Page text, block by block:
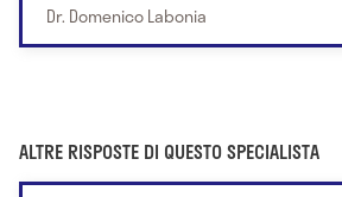
Dr. Domenico Labonia
ALTRE RISPOSTE DI QUESTO SPECIALISTA